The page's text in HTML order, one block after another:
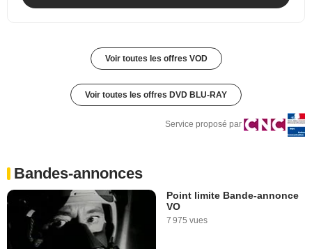
Voir toutes les offres VOD
Voir toutes les offres DVD BLU-RAY
Service proposé par
Bandes-annonces
Point limite Bande-annonce
VO
7 975 vues